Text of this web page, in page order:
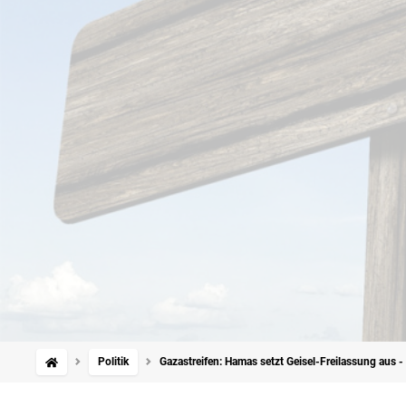
Politik Gazastreifen: Hamas setzt Geisel-Freilassung aus